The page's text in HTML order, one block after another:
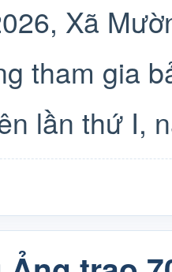
Xã
tham gia
lần thứ I,